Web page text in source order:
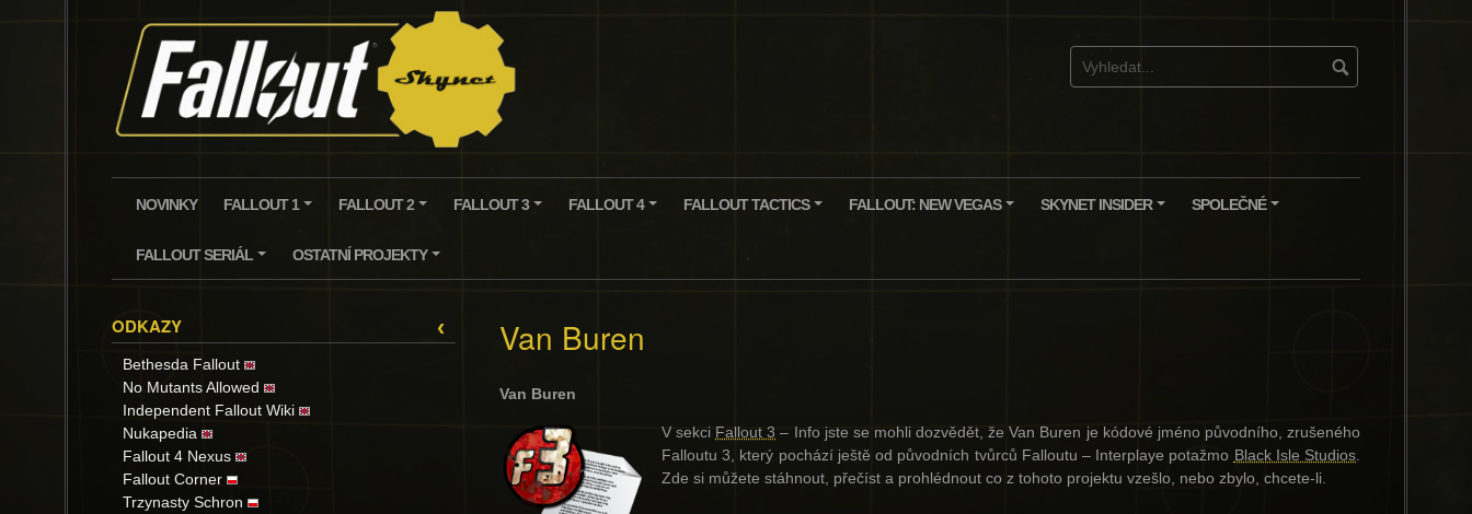
NOVINKY FALLOUT 1 FALLOUT 2 FALLOUT 3 FALLOUT 4 FALLOUT TACTICS FALLOUT: NEW VEGAS SKYNET INSIDER SPOLEČNÉ
+
FALLOUT SERIÁL
+
OSTATNÍ PROJEKTY
Van Buren
Van Buren
V sekci Fallout 3 – Info jste se mohli dozvědět, že Van Buren je kódové jméno původního, zrušeného
Falloutu 3, který pochází ještě od původních tvůrců Falloutu – Interplaye potažmo Black Isle Studios
Zde si můžete stáhnout, přečíst a prohlédnout co z tohoto projektu vzešlo, nebo zbylo, chcete-li.
‹
ODKAZY
Bethesda Fallout
No Mutants Allowed
Independent Fallout Wiki
Nukapedia
Fallout 4 Nexus
Fallout Corner
Trzynasty Schron